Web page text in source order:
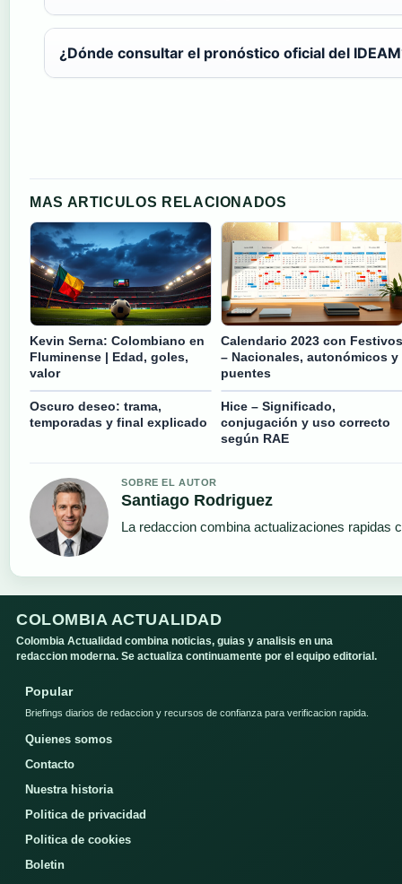
¿Dónde consultar el pronóstico oficial del
MAS ARTICULOS RELACIONADOS
Kevin Serna: Colombiano en
Fluminense | Edad, goles,
valor
Calendario 2023 con
– Nacionales, autonómicos y
puentes
Oscuro deseo: trama,
temporadas y final explicado
Hice – Significado,
conjugación y uso correcto
según RAE
SOBRE EL AUTOR
Santiago Rodriguez
La redaccion combina actualizaciones rapidas
COLOMBIA ACTUALIDAD
Colombia Actualidad combina noticias, guias y analisis en una
redaccion moderna. Se actualiza continuamente por el equipo editorial.
Popular
Briefings diarios de redaccion y recursos de confianza para verificacion rapida.
Quienes somos
Contacto
Nuestra historia
Politica de privacidad
Politica de cookies
Boletin